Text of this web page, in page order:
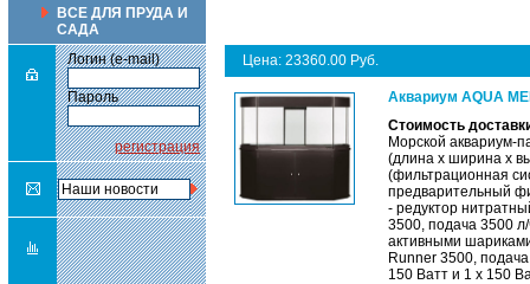
ВСЕ ДЛЯ ПРУДА И
САДА
Логин (e-mail)
Пароль
регистрация
Цена: 23360.00 Руб.
Аквариум AQUA
Стоимость
Морской аквариум-
(длина х ширина х
(фильтрационная
предварительный
- редуктор
3500, подача 3500
активными
Runner 3500,
150 Ватт и 1 x 150